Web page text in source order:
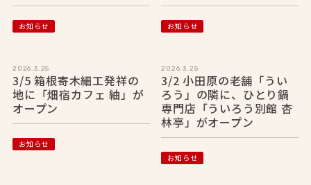
お知らせ お知らせ
2026.3.25
3/5 箱根寄木細工発祥の
地に「畑宿カフェ 紬」が
オープン
お知らせ
2026.3.25
3/2 小田原の老舗「うい
ろう」の隣に、ひとり鍋
専門店「ういろう別館 杏
林亭」がオープン
お知らせ